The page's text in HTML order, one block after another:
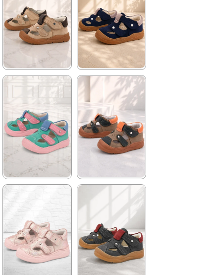
2.709,91 ₺
%42İndirim
Ücretsiz
Kargo
2.709,91 ₺
%42İndirim
Ücretsiz
Kargo
★ ★
1.579,90 ₺
2.709,91 ₺
%42İndirim
Ücretsiz
Kargo
★ ★ ★
1.579,90 ₺
2.709,91 ₺
%42İndirim
Ücretsiz
Kargo
Tükeniyor
2.709,91 ₺
%42İndirim
Ücretsiz
Kargo
1.579,90 ₺
2.709,91 ₺
%42İndirim
Ücretsiz
Kargo